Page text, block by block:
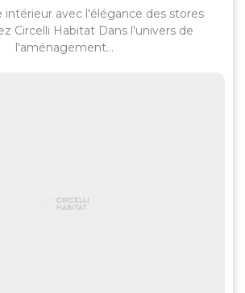
intérieur avec l'élégance des stores
Circelli Habitat Dans l'univers de
l'aménagement...